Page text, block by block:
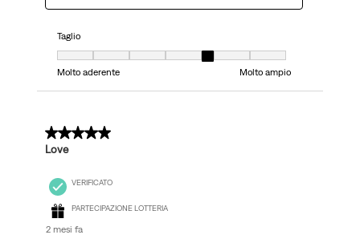
Taglio
Taglio, 5 su 7, dove 1 è uguale a Molto aderente e 7 è uguale a Molto
Molto aderente
Molto ampio
5 su 5 stelle.
Love
VERIFICATO
PARTECIPAZIONE LOTTERIA
2 mesi fa